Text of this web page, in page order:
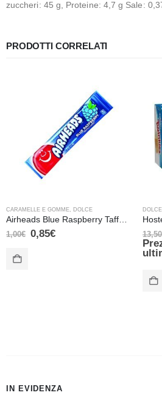
zuccheri: 45 g, Proteine: 4,7 g Sale:
PRODOTTI CORRELATI
CARAMELLE E GOMME DOLCE
1,00€ 0,85€
DOLCE
13,50
IN EVIDENZA